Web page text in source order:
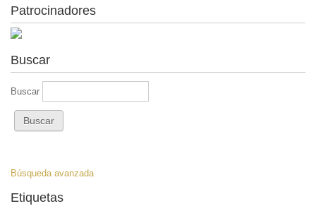
Patrocinadores
Buscar
Buscar
Búsqueda avanzada
Etiquetas